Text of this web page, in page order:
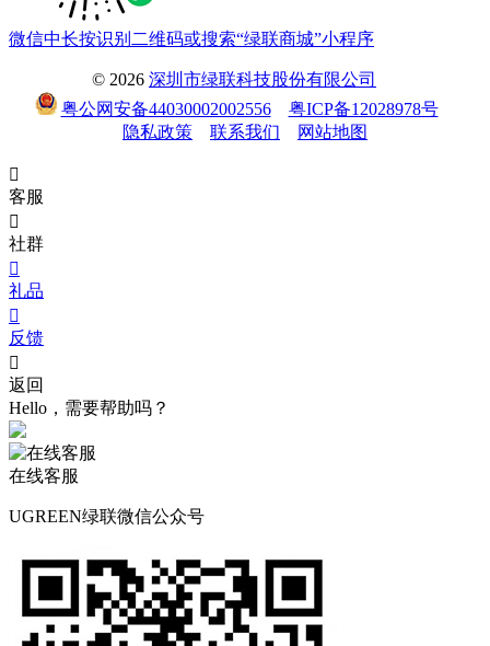
微信中长按识别二维码或搜索“绿联商城”小程序
© 2026 深圳市绿联科技股份有限公司
粤公网安备44030002002556
粤ICP备12028978号
隐私政策
联系我们 网站地图

客服

社群

礼品

反馈

返回
Hello，需要帮助吗？
在线客服
UGREEN绿联微信公众号